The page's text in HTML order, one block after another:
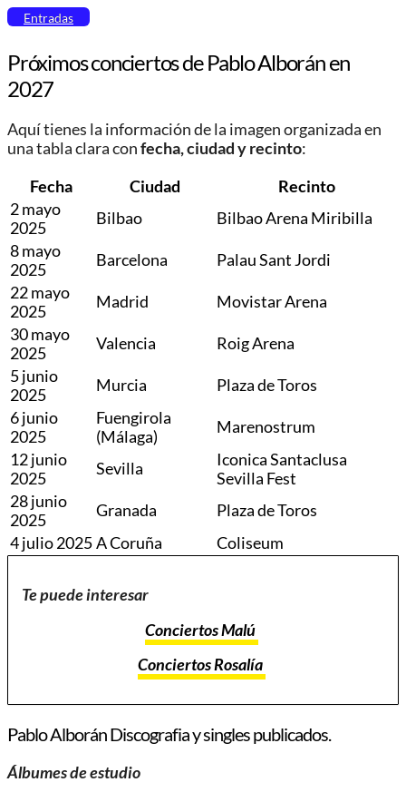
Entradas
Próximos conciertos de Pablo Alborán en
2027
Aquí tienes la información de la imagen organizada en
una tabla clara confecha, ciudad y recinto:
Fecha
Ciudad
Recinto
2 mayo
2025
Bilbao
Bilbao Arena Miribilla
8 mayo
2025
Barcelona
Palau Sant Jordi
22 mayo
2025
Madrid
Movistar Arena
30 mayo
2025
Valencia
Roig Arena
5 junio
2025
Murcia
Plaza de Toros
6 junio
2025
Fuengirola
(Málaga)
Marenostrum
12 junio
2025
Sevilla
Iconica Santaclusa
Sevilla Fest
28 junio
2025
Granada
Plaza de Toros
4 julio 2025A Coruña Coliseum
Te puede interesar
Conciertos Malú
Conciertos Rosalía
Pablo Alborán Discografia y singles publicados.
Álbumes de estudio